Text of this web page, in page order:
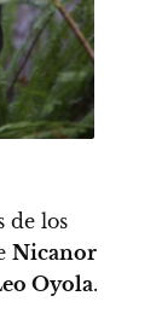
de los
Nicanor
Oyola.